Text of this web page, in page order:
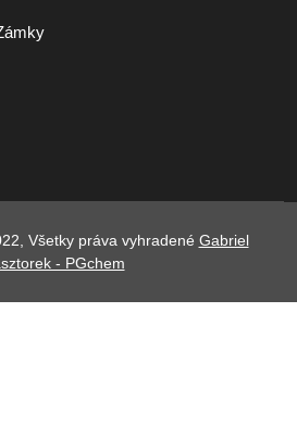
Všetky práva vyhradené Gabriel
- PGchem